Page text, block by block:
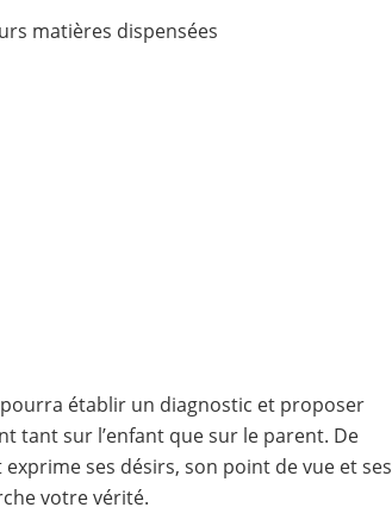
matières dispensées
pourra établir un diagnostic et proposer
tant sur l’enfant que sur le parent. De
ses désirs, son point de vue et ses
votre vérité.